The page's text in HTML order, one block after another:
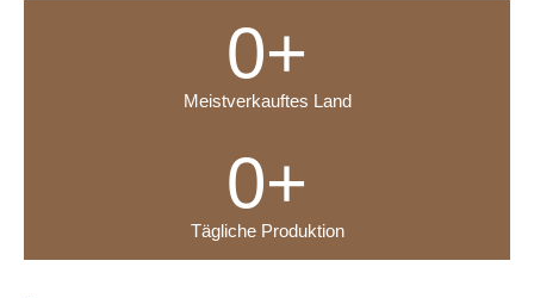
0+
Meistverkauftes Land
0+
Tägliche Produktion